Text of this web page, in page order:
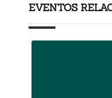
EVENTOS